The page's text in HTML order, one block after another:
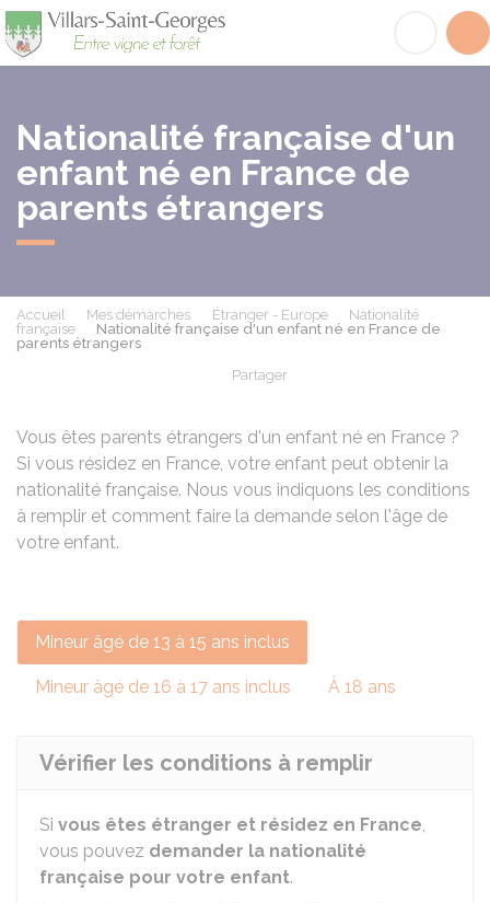
Nationalité française d'un
enfant né en France de
parents étrangers
Accueil Mes démarches Étranger - Europe
Nationalité
française
Nationalité française d'un enfant né en France de
parents étrangers
Partager
Vous êtes parents étrangers d'un enfant né en France ?
Si vous résidez en France, votre enfant peut obtenir la
nationalité française. Nous vous indiquons les conditions
à remplir et comment faire la demande selon l'âge de
votre enfant.
Mineur âgé de 13 à 15 ans inclus
Mineur âgé de 16 à 17 ans inclus À 18 ans
Vérifier les conditions à remplir
Si vous êtes étranger et résidez en France,
vous pouvez demander la nationalité
française pour votre enfant.